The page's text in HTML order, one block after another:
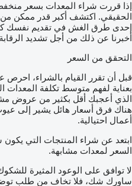
إذا قررت شراء المعدات بسعر
الحقيقي. اكتشف أكبر قدر ممكن
إحدى طرق الغش في تقديم نفسك
أخبرنا عن ذلك من أجل تشديد
التحقق من السعر
قبل أن تقرر القيام بالشراء،
بعناية لفهم متوسط تكلفة المعدات
الذي أعجبك أقل بكثير من عروض
هناك فرق أسعار هائل يشير إلى
أعمال احتيالية.
ابتعد عن شراء المنتجات التي
السعر لمعدات مشابهة.
لا توافق على الوعود المثيرة
ساورك شك، فلا تخاف من طلب